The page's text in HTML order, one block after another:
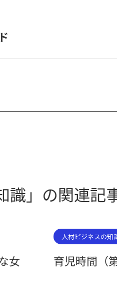
識」の関連記
女
人材ビジネスの知
育児時間（